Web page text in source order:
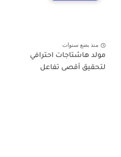
منذ بضع سنوات
مولد هاشتاجات احترافي
لتحقيق أقصى تفاعل